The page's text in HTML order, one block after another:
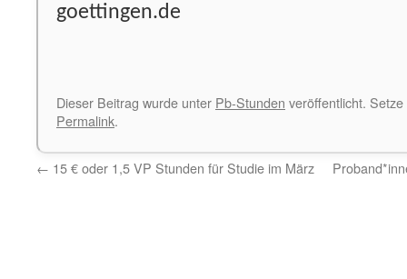
goettingen.de
Dieser Beitrag wurde unter Pb-Stunden veröffentlicht.
Permalink.
← 15 € oder 1,5 VP Stunden für Studie im März